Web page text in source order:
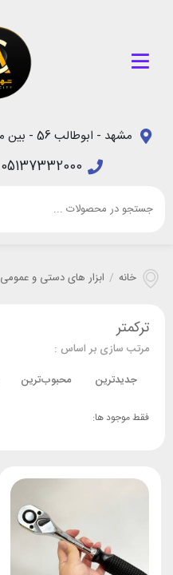
مشهد - ابوطالب 56 - بین محمدزاده17و19 - ساختمان دادآفرین
05137332000
خانه / ابزار های دستی و عمومی
ترکمتر
مرتب سازی بر اساس :
جدیدترین
محبوب‌ترین
فقط موجود ها: